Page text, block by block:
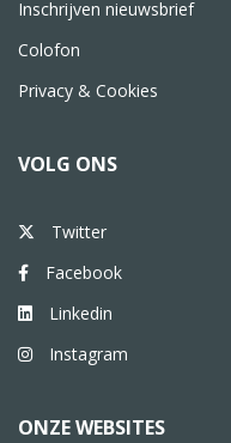
Inschrijven nieuwsbrief
Colofon
Privacy & Cookies
VOLG ONS
Twitter
Facebook
Linkedin
Instagram
ONZE WEBSITES